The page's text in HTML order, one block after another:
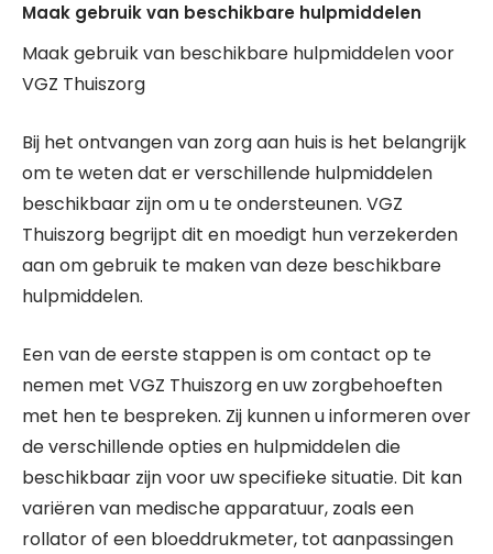
Maak gebruik van beschikbare hulpmiddelen
Maak gebruik van beschikbare hulpmiddelen voor
VGZ Thuiszorg
Bij het ontvangen van zorg aan huis is het belangrijk
om te weten dat er verschillende hulpmiddelen
beschikbaar zijn om u te ondersteunen. VGZ
Thuiszorg begrijpt dit en moedigt hun verzekerden
aan om gebruik te maken van deze beschikbare
hulpmiddelen.
Een van de eerste stappen is om contact op te
nemen met VGZ Thuiszorg en uw zorgbehoeften
met hen te bespreken. Zij kunnen u informeren over
de verschillende opties en hulpmiddelen die
beschikbaar zijn voor uw specifieke situatie. Dit kan
variëren van medische apparatuur, zoals een
rollator of een bloeddrukmeter, tot aanpassingen